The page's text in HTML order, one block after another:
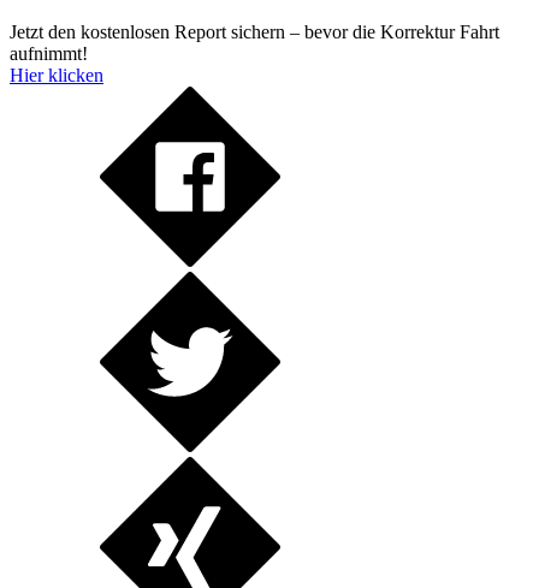
Jetzt den kostenlosen Report sichern – bevor die Korrektur Fahrt
aufnimmt!
Hier klicken